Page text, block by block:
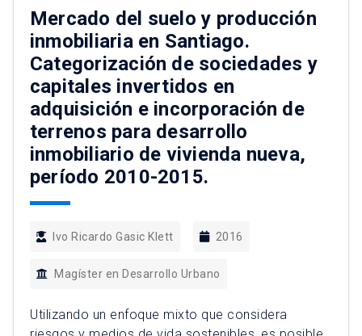
últimas décadas que se caracteriza por el […]
Mercado del suelo y producción
inmobiliaria en Santiago.
Categorización de sociedades y
capitales invertidos en
adquisición e incorporación de
terrenos para desarrollo
inmobiliario de vivienda nueva,
período 2010-2015.
Ivo Ricardo Gasic Klett 2016
Magíster en Desarrollo Urbano
Utilizando un enfoque mixto que considera